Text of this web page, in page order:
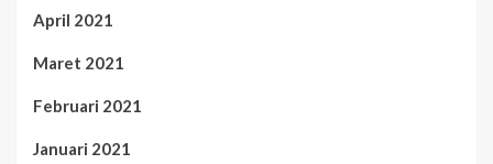
April 2021
Maret 2021
Februari 2021
Januari 2021